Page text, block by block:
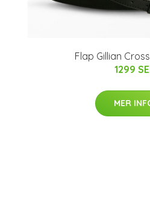
Flap Gillian
1299
MER